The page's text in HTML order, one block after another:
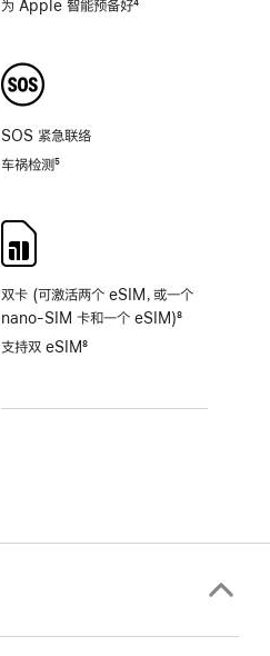
为 Apple 智能预备好4
SOS 紧急联络
车祸检测5
双卡 (可激活两个 eSIM，或一个
nano-SIM 卡和一个 eSIM)
脚
8
支持双 eSIM8